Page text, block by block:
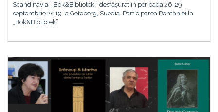
Scandinavia, „Bok&Bibliotek”, desfășurat în perioada 26-29
septembrie 2019 la Göteborg, Suedia. Participarea României la
„Bok&Bibliotek”